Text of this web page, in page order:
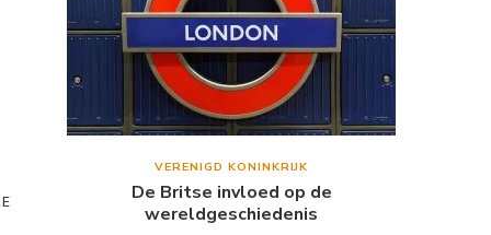
VERENIGD KONINKRIJK
De Britse invloed op de
wereldgeschiedenis